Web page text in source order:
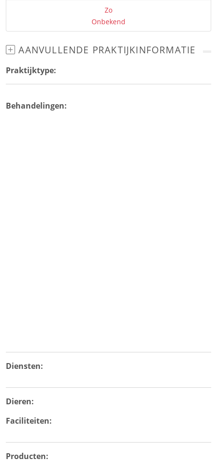
Zo
Onbekend
AANVULLENDE PRAKTIJKINFORMATIE
Praktijktype:
Behandelingen:
Diensten:
Dieren:
Faciliteiten:
Producten: